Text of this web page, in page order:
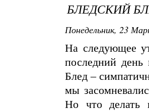
БЛЕДСКИЙ
Понедельник, 23
На следующее
последний
Блед –
мы
Но что делать